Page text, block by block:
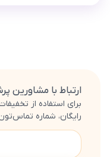
ارتباط با مشاورین
برای استفاده از
رایگان، شماره